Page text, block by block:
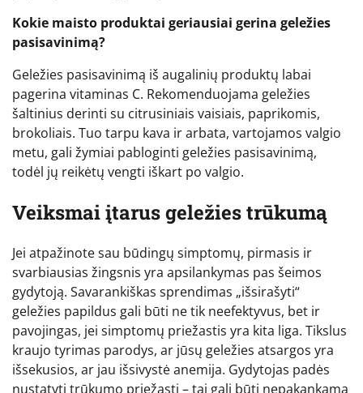
Kokie maisto produktai geriausiai gerina geležies
pasisavinimą?
Geležies pasisavinimą iš augalinių produktų labai
pagerina vitaminas C. Rekomenduojama geležies
šaltinius derinti su citrusiniais vaisiais, paprikomis,
brokoliais. Tuo tarpu kava ir arbata, vartojamos valgio
metu, gali žymiai pabloginti geležies pasisavinimą,
todėl jų reikėtų vengti iškart po valgio.
Veiksmai įtarus geležies trūkumą
Jei atpažinote sau būdingų simptomų, pirmasis ir
svarbiausias žingsnis yra apsilankymas pas šeimos
gydytoją. Savarankiškas sprendimas „išsirašyti“
geležies papildus gali būti ne tik neefektyvus, bet ir
pavojingas, jei simptomų priežastis yra kita liga. Tikslus
kraujo tyrimas parodys, ar jūsų geležies atsargos yra
išsekusios, ar jau išsivystė anemija. Gydytojas padės
nustatyti trūkumo priežastį – tai gali būti nepakankama